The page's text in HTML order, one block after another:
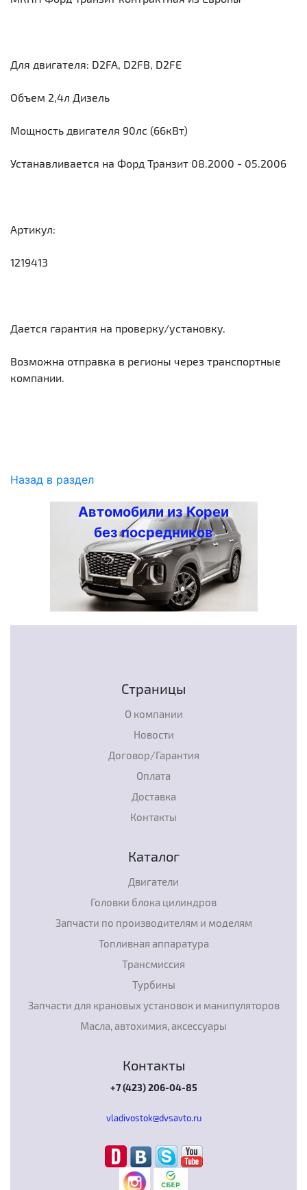
Для двигателя: D2FA, D2FB, D2FE
Объем 2,4л Дизель
Мощность двигателя 90лс (66кВт)
Устанавливается на Форд Транзит 08.2000 - 05.2006
Артикул:
1219413
Дается гарантия на проверку/установку.
Возможна отправка в регионы через транспортные
компании.
Назад в раздел
Автомобили из Кореи
без посредников
Страницы
О компании
Новости
Договор/Гарантия
Оплата
Доставка
Контакты
Каталог
Двигатели
Головки блока цилиндров
Запчасти по производителям и моделям
Топливная аппаратура
Трансмиссия
Турбины
Запчасти для крановых установок и манипуляторов
Масла, автохимия, аксессуары
Контакты
+7 (423) 206-04-85
vladivostok@dvsavto.ru